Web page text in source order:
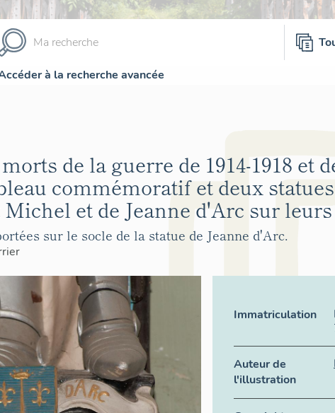
à la recherche avancée
de la guerre de 1914-1918 et
commémoratif et deux
et de Jeanne d'Arc sur
sur le socle de la statue de Jeanne d'Arc.
Immatriculation
Auteur de
l'illustration